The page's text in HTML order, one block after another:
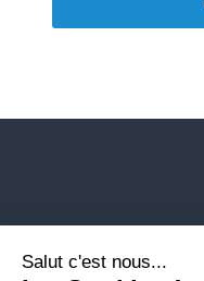
Salut c'est nous...